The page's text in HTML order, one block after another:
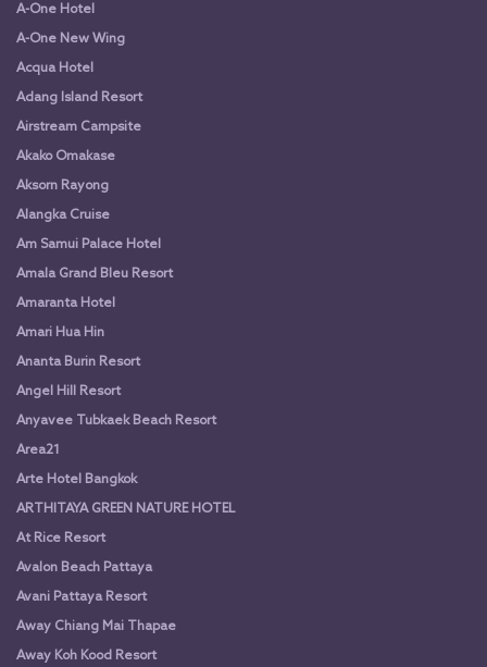
A-One Hotel
A-One New Wing
Acqua Hotel
Adang Island Resort
Airstream Campsite
Akako Omakase
Aksorn Rayong
Alangka Cruise
Am Samui Palace Hotel
Amala Grand Bleu Resort
Amaranta Hotel
Amari Hua Hin
Ananta Burin Resort
Angel Hill Resort
Anyavee Tubkaek Beach Resort
Area21
Arte Hotel Bangkok
ARTHITAYA GREEN NATURE HOTEL
At Rice Resort
Avalon Beach Pattaya
Avani Pattaya Resort
Away Chiang Mai Thapae
Away Koh Kood Resort